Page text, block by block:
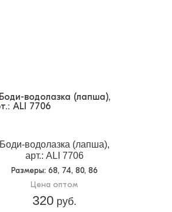
Боди-водолазка (лапша),
арт.: ALI 7706
Размеры: 68, 74, 80, 86
Цена оптом
320руб.